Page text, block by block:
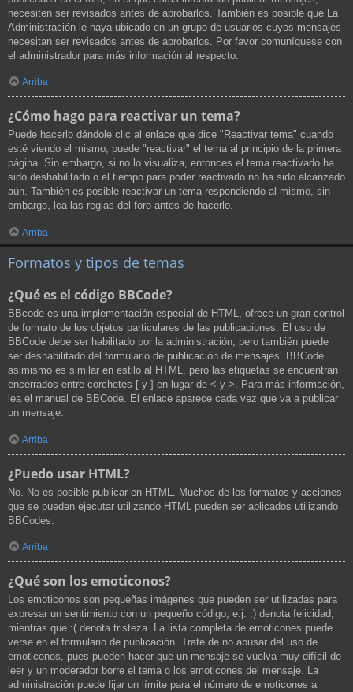
necesiten ser revisados antes de aprobarlos. También es posible que La
Administración le haya ubicado en un grupo de usuarios cuyos mensajes
necesitan ser revisados antes de aprobarlos. Por favor comuníquese con
el administrador para más información al respecto.
Arriba
¿Cómo hago para reactivar un tema?
Puede hacerlo dándole clic al enlace que dice "Reactivar tema" cuando
esté viendo el mismo, puede "reactivar" el tema al principio de la primera
página. Sin embargo, si no lo visualiza, entonces el tema reactivado ha
sido deshabilitado o el tiempo para poder reactivarlo no ha sido alcanzado
aún. También es posible reactivar un tema respondiendo al mismo, sin
embargo, lea las reglas del foro antes de hacerlo.
Arriba
Formatos y tipos de temas
¿Qué es el código BBCode?
BBcode es una implementación especial de HTML, ofrece un gran control
de formato de los objetos particulares de las publicaciones. El uso de
BBCode debe ser habilitado por la administración, pero también puede
ser deshabilitado del formulario de publicación de mensajes. BBCode
asimismo es similar en estilo al HTML, pero las etiquetas se encuentran
encerrados entre corchetes [ y ] en lugar de < y >. Para más información,
lea el manual de BBCode. El enlace aparece cada vez que va a publicar
un mensaje.
Arriba
¿Puedo usar HTML?
No. No es posible publicar en HTML. Muchos de los formatos y acciones
que se pueden ejecutar utilizando HTML pueden ser aplicados utilizando
BBCodes.
Arriba
¿Qué son los emoticonos?
Los emoticonos son pequeñas imágenes que pueden ser utilizadas para
expresar un sentimiento con un pequeño código, e.j. :) denota felicidad,
mientras que :( denota tristeza. La lista completa de emoticones puede
verse en el formulario de publicación. Trate de no abusar del uso de
emoticonos, pues pueden hacer que un mensaje se vuelva muy difícil de
leer y un moderador borre el tema o los emoticones del mensaje. La
administración puede fijar un límite para el número de emoticones a